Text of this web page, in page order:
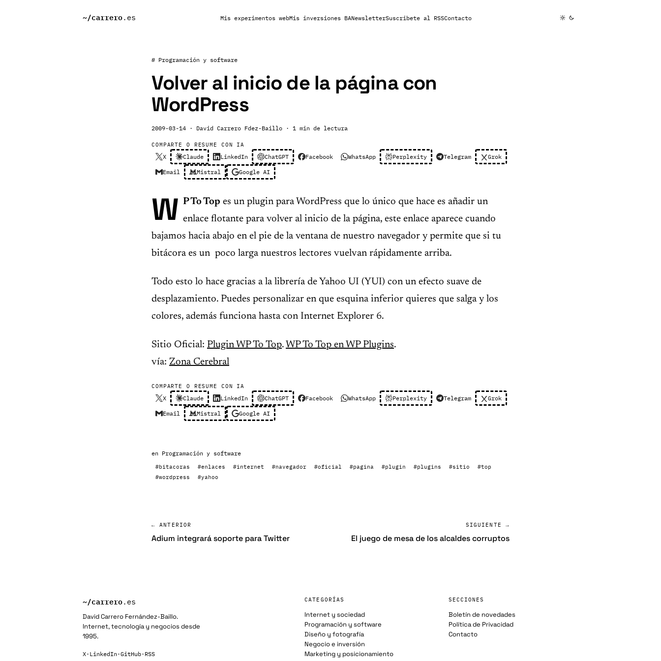
~/carrero.es Mis experimentos webMis inversiones BANewsletterSuscribete al RSSContacto
# Programación y software
Volver al inicio de la página con
WordPress
2009-03-14 · David Carrero Fdez-Baillo · 1 min de lectura
COMPARTE O RESUME CON IA
X Claude LinkedIn ChatGPT Facebook WhatsApp Perplexity Telegram Grok
Email Mistral Google AI
W P To Top es un plugin para WordPress que lo único que hace es añadir un
enlace flotante para volver al inicio de la página, este enlace aparece cuando
bajamos hacia abajo en el pie de la ventana de nuestro navegador y permite que si tu
bitácora es un poco larga nuestros lectores vuelvan rápidamente arriba.
Todo esto lo hace gracias a la librería de Yahoo UI (YUI) con un efecto suave de
desplazamiento. Puedes personalizar en que esquina inferior quieres que salga y los
colores, además funciona hasta con Internet Explorer 6.
Sitio Oficial: Plugin WP To Top. WP To Top en WP Plugins.
vía: Zona Cerebral
COMPARTE O RESUME CON IA
X Claude LinkedIn ChatGPT Facebook WhatsApp Perplexity Telegram Grok
Email Mistral Google AI
en Programación y software
#bitacoras #enlaces #internet #navegador #oficial #pagina #plugin #plugins #sitio
#top
#wordpress
#yahoo
← ANTERIOR
Adium integrará soporte para Twitter
SIGUIENTE →
El juego de mesa de los alcaldes corruptos
~/carrero.es
David Carrero Fernández-Baillo.
Internet, tecnología y negocios desde
1995.
X· LinkedIn·GitHub· RSS
CATEGORÍAS
Internet y sociedad
Programación y software
Diseño y fotografía
Negocio e inversión
Marketing y posicionamiento
SECCIONES
Boletín de novedades
Política de Privacidad
Contacto